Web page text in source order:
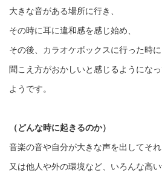
大きな音がある場所に行き、
その時に耳に違和感を感じ始め、
その後、カラオケボックスに行った時に
聞こえ方がおかしいと感じるようにな
ようです。
（どんな時に起きるのか）
音楽の音や自分が大きな声を出してそれ
又は他人や外の環境など、いろんな高